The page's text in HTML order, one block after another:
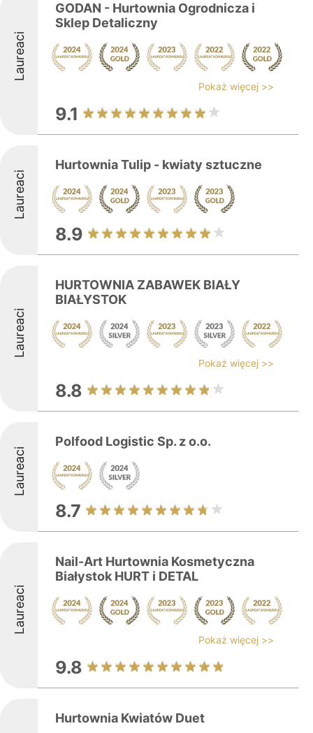
Laureaci
GODAN - Hurtownia Ogrodnicza i
Sklep Detaliczny
Pokaż więcej >>
9.1
Laureaci
Hurtownia Tulip - kwiaty sztuczne
8.9
Laureaci
HURTOWNIA ZABAWEK BIAŁY
BIAŁYSTOK
Pokaż więcej >>
8.8
Laureaci
Polfood Logistic Sp. z o.o.
8.7
Laureaci
Nail-Art Hurtownia Kosmetyczna
Białystok HURT i DETAL
Pokaż więcej >>
9.8
Hurtownia Kwiatów Duet